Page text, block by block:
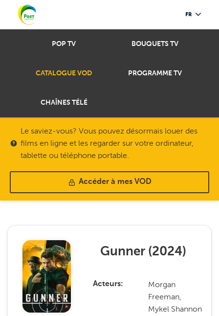
FR
POP TV BOUQUETS TV
CATALOGUE VOD PROGRAMME TV
CHAÎNES TÉLÉ
Le saviez-vous? Vous pouvez désormais louer des
films en ligne et les regarder sur votre ordinateur,
tablette ou téléphone portable.
Accéder à mes VOD
Gunner (2024)
Acteurs
Morgan
Freeman,
Mykel Shannon